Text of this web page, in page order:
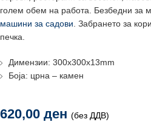
голем обем на работа. Безбедни за
машини за садови . Забрането за
печка.
Димензии: 300х300x13mm
Боја: црна – камен
620,00 ден (без ДДВ)